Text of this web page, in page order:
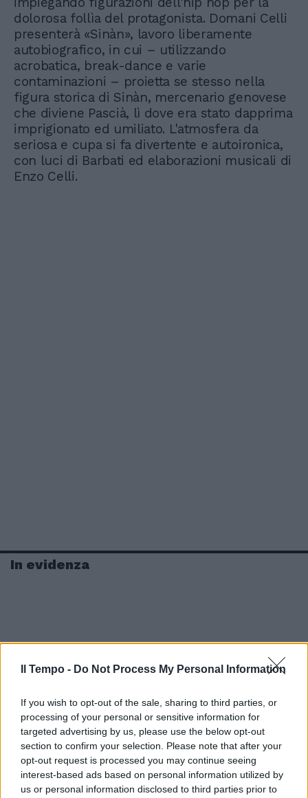
Il Tempo - Do Not Process My Personal Information
If you wish to opt-out of the sale, sharing to third parties, or
processing of your personal or sensitive information for
targeted advertising by us, please use the below opt-out
section to confirm your selection. Please note that after your
opt-out request is processed you may continue seeing
interest-based ads based on personal information utilized by
us or personal information disclosed to third parties prior to
dolorosa follìa del protagonista. Domani Celli
presenterà «Sinàn», lavoro liberamente
autobiografico, in cui – utilizzando
acrobatica, break-dance e varie
contaminazioni – proietta se stesso nella
figura storica di Sinàn, mercenario genovese
che diviene Pascià, lì dove era stato dapprima
imprigionato ed umiliato. L'atmosfera da
seriosa e cupa si fa divertente e autoironica,
con luci di Barbati ed elaborazioni musicali di
Enzo Celli.
In evidenza